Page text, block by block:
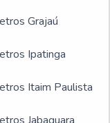
Grajaú
Ipatinga
Itaim Paulista